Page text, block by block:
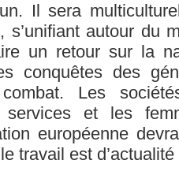
Il sera
s’unifiant autour du
un retour sur la
conquêtes des
Les
et les
européenne
travail est